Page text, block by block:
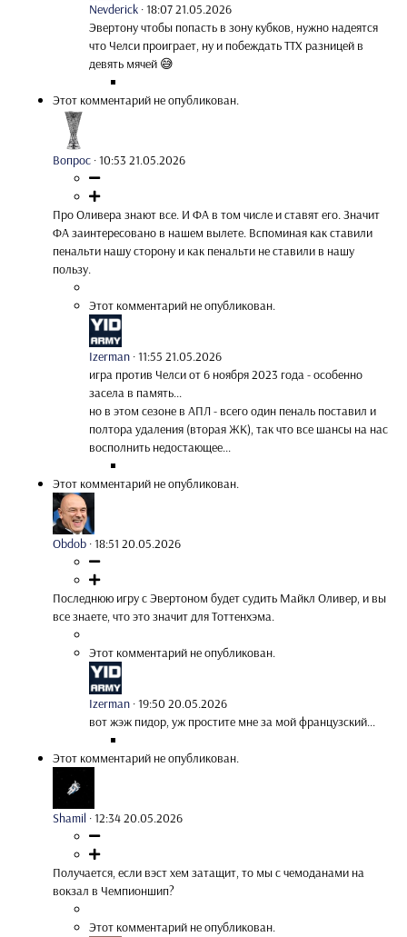
Nevderick ·18:07 21.05.2026
Эвертону чтобы попасть в зону кубков, нужно надеятся
что Челси проиграет, ну и побеждать ТТХ разницей в
девять мячей 😅
Этот комментарий не опубликован.
Вопрос ·10:53 21.05.2026
Про Оливера знают все. И ФА в том числе и ставят его. Значит
ФА заинтересовано в нашем вылете. Вспоминая как ставили
пенальти нашу сторону и как пенальти не ставили в нашу
пользу.
Этот комментарий не опубликован.
Izerman ·11:55 21.05.2026
игра против Челси от 6 ноября 2023 года - особенно
засела в память...
но в этом сезоне в АПЛ - всего один пеналь поставил и
полтора удаления (вторая ЖК), так что все шансы на нас
восполнить недостающее...
Этот комментарий не опубликован.
Obdob ·18:51 20.05.2026
Последнюю игру с Эвертоном будет судить Майкл Оливер, и вы
все знаете, что это значит для Тоттенхэма.
Этот комментарий не опубликован.
Izerman ·19:50 20.05.2026
вот жэж пидор, уж простите мне за мой французский...
Этот комментарий не опубликован.
Shamil ·12:34 20.05.2026
Получается, если вэст хем затащит, то мы с чемоданами на
вокзал в Чемпионшип?
Этот комментарий не опубликован.